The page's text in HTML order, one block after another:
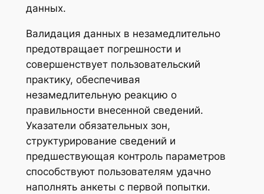
данных.
Валидация данных в незамедлительно
предотвращает погрешности и
совершенствует пользовательский
практику, обеспечивая
незамедлительную реакцию о
правильности внесенной сведений.
Указатели обязательных зон,
структурирование сведений и
предшествующая контроль параметров
способствуют пользователям удачно
наполнять анкеты с первой попытки.